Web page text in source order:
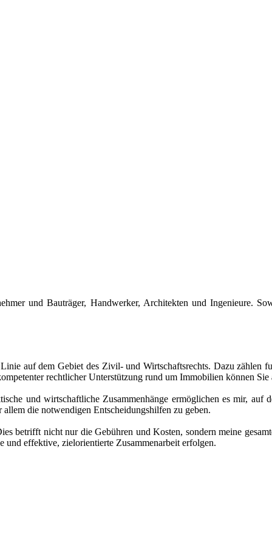
und Bauträger, Handwerker, Architekten und Ingenieure.
auf dem Gebiet des Zivil- und Wirtschaftsrechts. Dazu zählen
rechtlicher Unterstützung rund um Immobilien können Sie
und wirtschaftliche Zusammenhänge ermöglichen es mir, auf
die notwendigen Entscheidungshilfen zu geben.
betrifft nicht nur die Gebühren und Kosten, sondern meine
und effektive, zielorientierte Zusammenarbeit erfolgen.